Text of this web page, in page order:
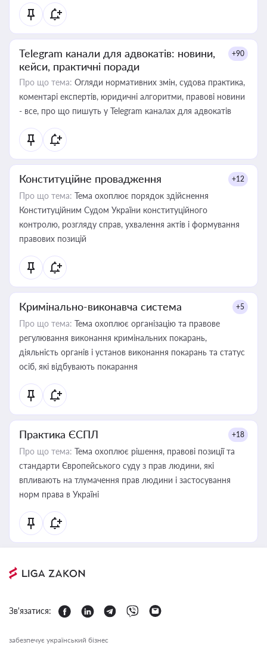
Telegram канали для адвокатів: новини,
кейси, практичні поради
+90
Про що тема: Огляди нормативних змін, судова практика,
коментарі експертів, юридичні алгоритми, правові новини
- все, про що пишуть у Telegram каналах для адвокатів
Конституційне провадження +12
Про що тема: Тема охоплює порядок здійснення
Конституційним Судом України конституційного
контролю, розгляду справ, ухвалення актів і формування
правових позицій
Кримінально-виконавча система +5
Про що тема: Тема охоплює організацію та правове
регулювання виконання кримінальних покарань,
діяльність органів і установ виконання покарань та статус
осіб, які відбувають покарання
Практика ЄСПЛ +18
Про що тема: Тема охоплює рішення, правові позиції та
стандарти Європейського суду з прав людини, які
впливають на тлумачення прав людини і застосування
норм права в Україні
Зв'язатися:
забезпечує український бізнес